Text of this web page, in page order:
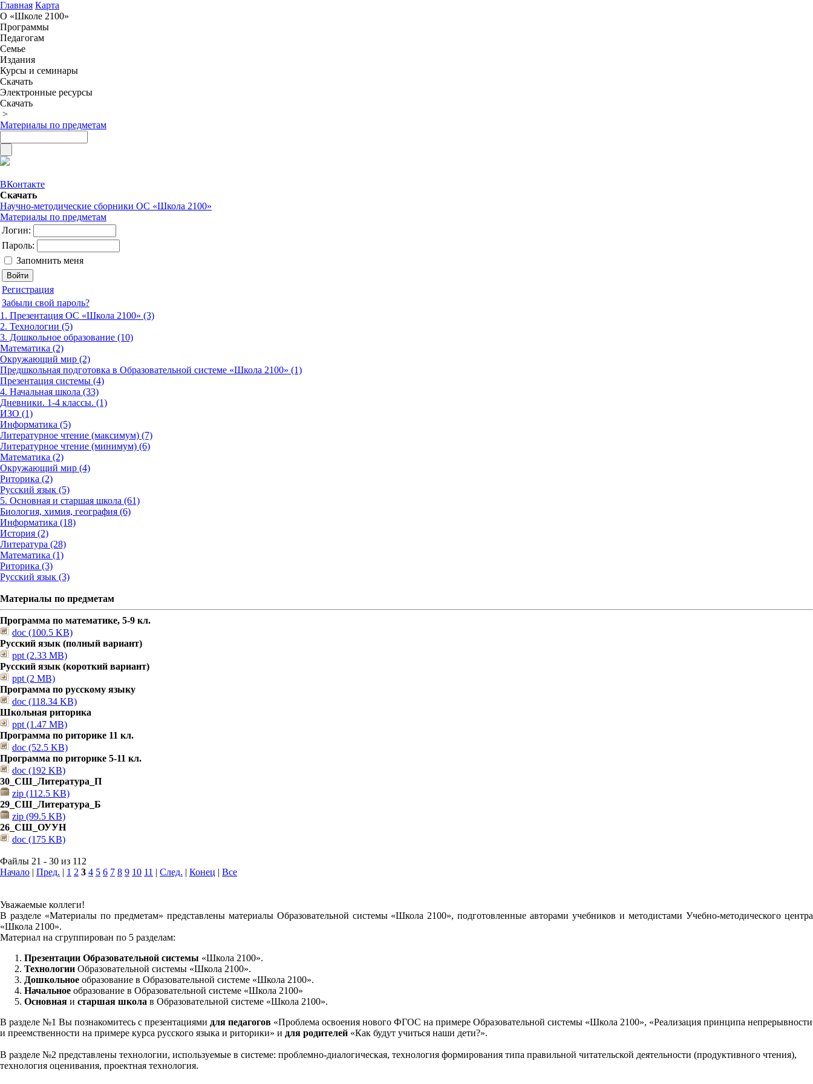
Главная Карта
О «Школе 2100»
Программы
Педагогам
Семье
Издания
Курсы и семинары
Скачать
Электронные ресурсы
Скачать
>
Материалы по предметам
ВКонтакте
Скачать
Научно-методические сборники ОС «Школа 2100»
Материалы по предметам
Логин:
Пароль:
Запомнить меня
Регистрация
Забыли свой пароль?
1. Презентация ОС «Школа 2100» (3)
2. Технологии (5)
3. Дошкольное образование (10)
Математика (2)
Окружающий мир (2)
Предшкольная подготовка в Образовательной системе «Школа 2100» (1)
Презентация системы (4)
4. Начальная школа (33)
Дневники. 1-4 классы. (1)
ИЗО (1)
Информатика (5)
Литературное чтение (максимум) (7)
Литературное чтение (минимум) (6)
Математика (2)
Окружающий мир (4)
Риторика (2)
Русский язык (5)
5. Основная и старшая школа (61)
Биология, химия, география (6)
Информатика (18)
История (2)
Литература (28)
Математика (1)
Риторика (3)
Русский язык (3)
Материалы по предметам
Программа по математике, 5-9 кл.
doc (100.5 KB)
Русский язык (полный вариант)
ppt (2.33 MB)
Русский язык (короткий вариант)
ppt (2 MB)
Программа по русскому языку
doc (118.34 KB)
Школьная риторика
ppt (1.47 MB)
Программа по риторике 11 кл.
doc (52.5 KB)
Программа по риторике 5-11 кл.
doc (192 KB)
30_СШ_Литература_П
zip (112.5 KB)
29_СШ_Литература_Б
zip (99.5 KB)
26_СШ_ОУУН
doc (175 KB)
Файлы 21 - 30 из 112
Начало | Пред. | 1 2 3 4 5 6 7 8 9 10 11 | След. | Конец | Все
Уважаемые коллеги!
В разделе «Материалы по предметам» представлены материалы Образовательной системы «Школа 2100», подготовленные авторами учебников и методистами Учебно-методического центра
«Школа 2100».
Материал на сгруппирован по 5 разделам:
Презентации Образовательной системы «Школа 2100».
Технологии Образовательной системы «Школа 2100».
Дошкольное образование в Образовательной системе «Школа 2100».
Начальное образование в Образовательной системе «Школа 2100»
Основная и старшая школа в Образовательной системе «Школа 2100».
В разделе №1 Вы познакомитесь с презентациями для педагогов «Проблема освоения нового ФГОС на примере Образовательной системы «Школа 2100», «Реализация принципа непрерывности
и преемственности на примере курса русского языка и риторики» и для родителей «Как будут учиться наши дети?».
В разделе №2 представлены технологии, используемые в системе: проблемно-диалогическая, технология формирования типа правильной читательской деятельности (продуктивного чтения),
технология оценивания, проектная технология.